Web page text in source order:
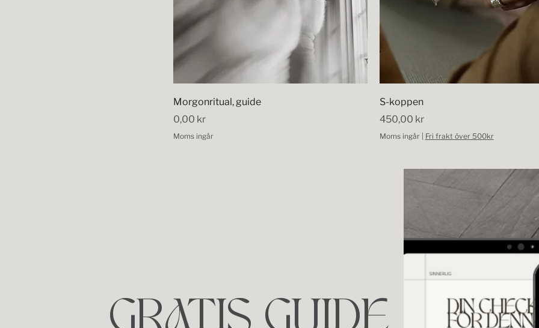
Morgonritual, guide
Pris
0,00 kr
Moms ingår
S-koppen
Pris
450,00 kr
Moms ingår | Fri frakt över 500kr